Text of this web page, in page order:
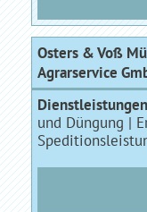
Osters & Voß
Agrarservice
und Düngung |